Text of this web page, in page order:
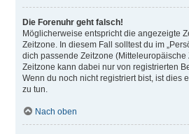
Die Forenuhr geht falsch!
Möglicherweise entspricht die angezeigte
Zeitzone. In diesem Fall solltest du im
dich passende Zeitzone (Mitteleuropäische
Zeitzone kann dabei nur von registrierten
Wenn du noch nicht registriert bist, ist dies
zu tun.
Nach oben